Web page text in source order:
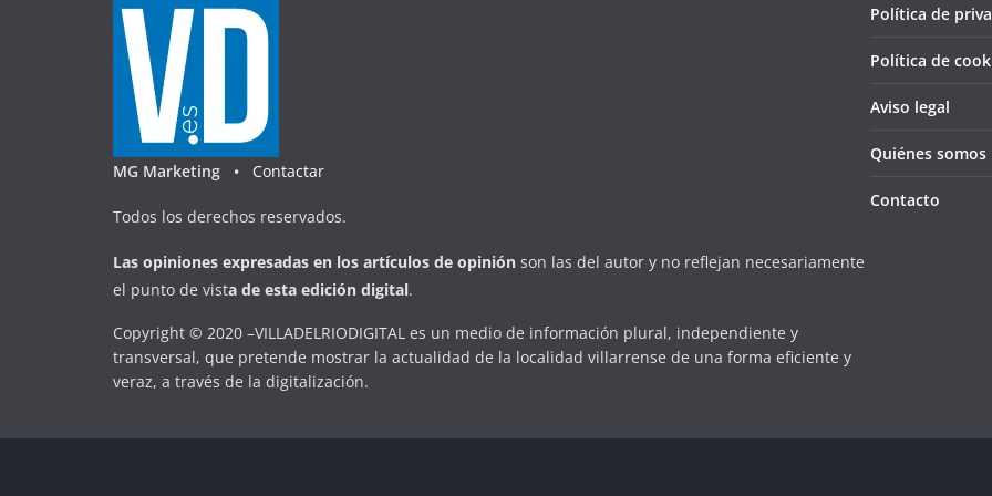
MG Marketing • Contactar
Todos los derechos reservados.
Las opiniones expresadas en los artículos de opinión son las del autor y no reflejan necesariamente
el punto de vista de esta edición digital.
Copyright © 2020 –VILLADELRIODIGITAL es un medio de información plural, independiente y
transversal, que pretende mostrar la actualidad de la localidad villarrense de una forma eficiente y
veraz, a través de la digitalización.
Política de
Política de
Aviso legal
Quiénes somos
Contacto